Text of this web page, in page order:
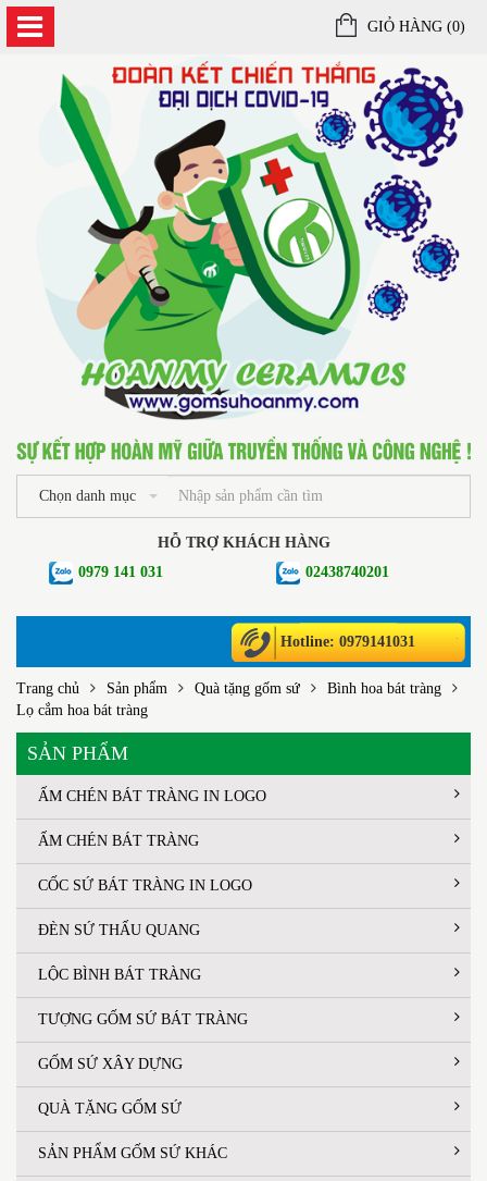
GIỎ HÀNG (0)
Chọn danh mục
HỖ TRỢ KHÁCH HÀNG
0979 141 031
02438740201
Hotline: 0979141031
Trang chủ Sản phẩm Quà tặng gốm sứ
Bình hoa bát tràng
Lọ cắm hoa bát tràng
SẢN PHẨM
ẤM CHÉN BÁT TRÀNG IN LOGO
ẤM CHÉN BÁT TRÀNG
CỐC SỨ BÁT TRÀNG IN LOGO
ĐÈN SỨ THẤU QUANG
LỘC BÌNH BÁT TRÀNG
TƯỢNG GỐM SỨ BÁT TRÀNG
GỐM SỨ XÂY DỰNG
QUÀ TẶNG GỐM SỨ
SẢN PHẨM GỐM SỨ KHÁC